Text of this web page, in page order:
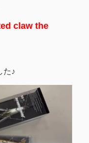
claw the
た♪